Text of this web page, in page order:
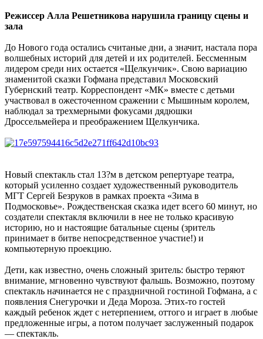
Режиссер Алла Решетникова нарушила границу сцены и
зала
До Нового года остались считаные дни, а значит, настала пора
волшебных историй для детей и их родителей. Бессменным
лидером среди них остается «Щелкунчик». Свою вариацию
знаменитой сказки Гофмана представил Московский
Губернский театр. Корреспондент «МК» вместе с детьми
участвовал в ожесточенном сражении с Мышиным королем,
наблюдал за трехмерными фокусами дядюшки
Дроссельмейера и преображением Щелкунчика.
Новый спектакль стал 13?м в детском репертуаре театра,
который усиленно создает художественный руководитель
МГТ Сергей Безруков в рамках проекта «Зима в
Подмосковье». Рождественская сказка идет всего 60 минут, но
создатели спектакля включили в нее не только красивую
историю, но и настоящие батальные сцены (зритель
принимает в битве непосредственное участие!) и
компьютерную проекцию.
Дети, как известно, очень сложный зритель: быстро теряют
внимание, мгновенно чувствуют фальшь. Возможно, поэтому
спектакль начинается не с праздничной гостиной Гофмана, а с
появления Снегурочки и Деда Мороза. Этих-то гостей
каждый ребенок ждет с нетерпением, оттого и играет в любые
предложенные игры, а потом получает заслуженный подарок
— спектакль.